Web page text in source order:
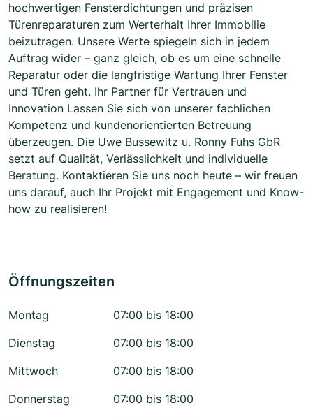
hochwertigen Fensterdichtungen und präzisen
Türenreparaturen zum Werterhalt Ihrer Immobilie
beizutragen. Unsere Werte spiegeln sich in jedem
Auftrag wider – ganz gleich, ob es um eine schnelle
Reparatur oder die langfristige Wartung Ihrer Fenster
und Türen geht. Ihr Partner für Vertrauen und
Innovation Lassen Sie sich von unserer fachlichen
Kompetenz und kundenorientierten Betreuung
überzeugen. Die Uwe Bussewitz u. Ronny Fuhs GbR
setzt auf Qualität, Verlässlichkeit und individuelle
Beratung. Kontaktieren Sie uns noch heute – wir freuen
uns darauf, auch Ihr Projekt mit Engagement und Know-
how zu realisieren!
Öffnungszeiten
Montag
07:00 bis 18:00
Dienstag
07:00 bis 18:00
Mittwoch
07:00 bis 18:00
Donnerstag
07:00 bis 18:00